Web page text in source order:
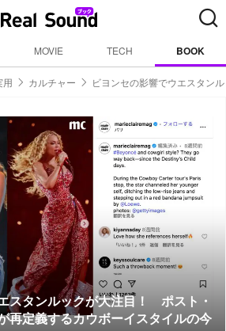
MOVIE TECH BOOK
用 カルチャー ビヨンセの影響でウエスタン
スタンルックが大注目！ ポスト・
再定義するカウボーイスタイルの今